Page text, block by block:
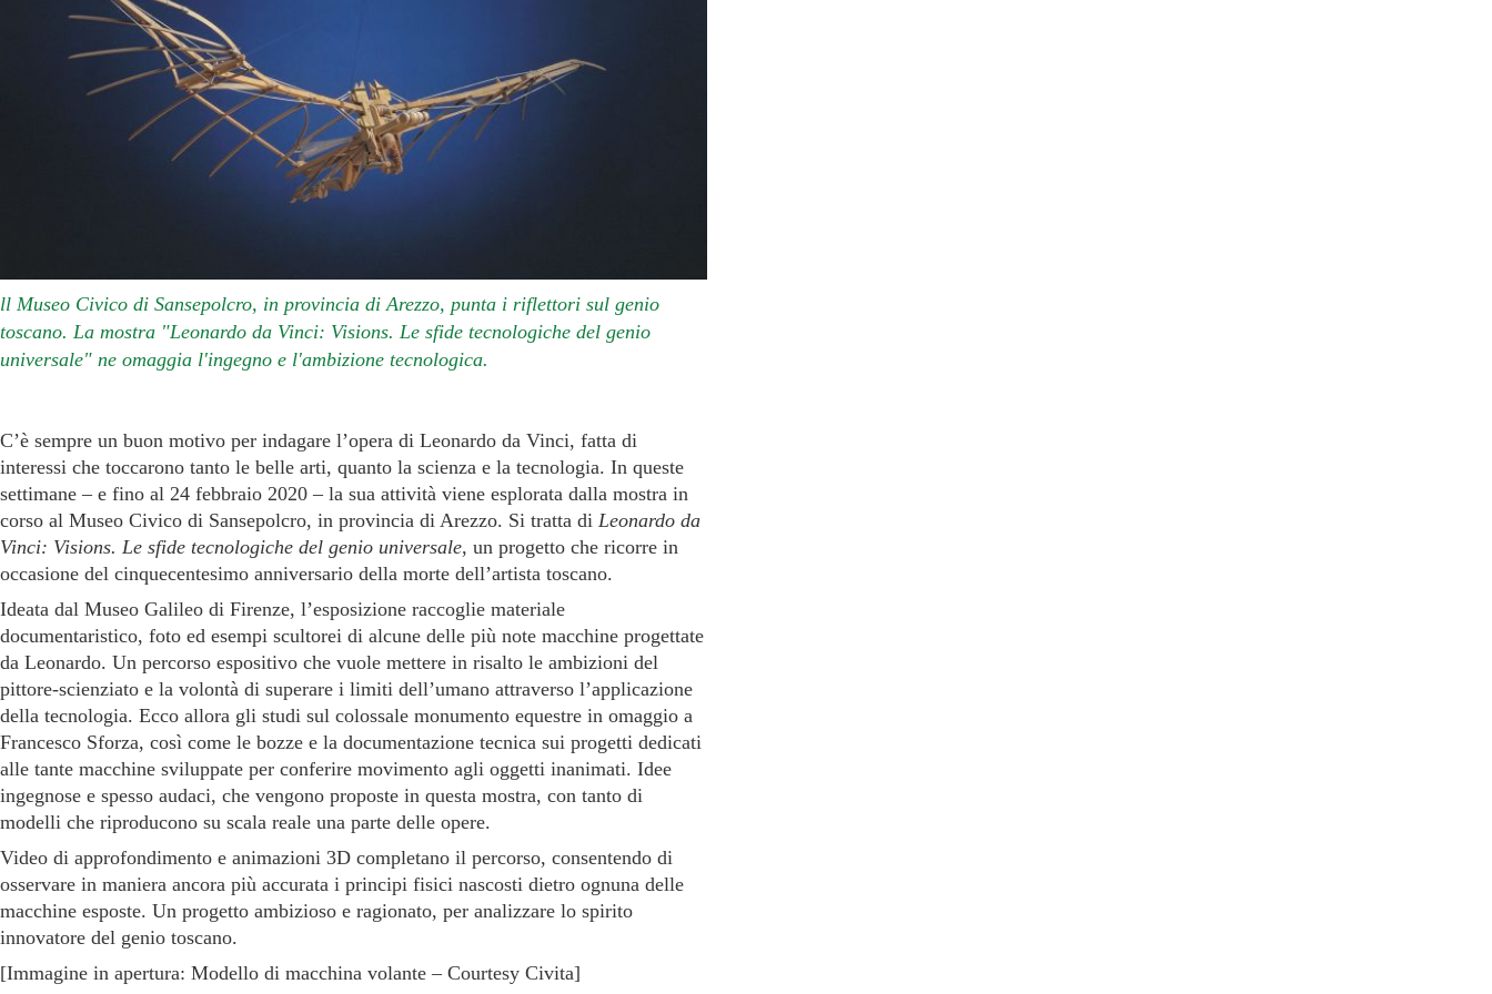
ll Museo Civico di Sansepolcro, in provincia di Arezzo, punta i riflettori sul genio
toscano. La mostra "Leonardo da Vinci: Visions. Le sfide tecnologiche del genio
universale" ne omaggia l'ingegno e l'ambizione tecnologica.
C’è sempre un buon motivo per indagare l’opera di Leonardo da Vinci, fatta di
interessi che toccarono tanto le belle arti, quanto la scienza e la tecnologia. In queste
settimane ‒ e fino al 24 febbraio 2020 ‒ la sua attività viene esplorata dalla mostra in
corso al Museo Civico di Sansepolcro, in provincia di Arezzo. Si tratta di Leonardo da
Vinci: Visions. Le sfide tecnologiche del genio universale, un progetto che ricorre in
occasione del cinquecentesimo anniversario della morte dell’artista toscano.
Ideata dal Museo Galileo di Firenze, l’esposizione raccoglie materiale
documentaristico, foto ed esempi scultorei di alcune delle più note macchine progettate
da Leonardo. Un percorso espositivo che vuole mettere in risalto le ambizioni del
pittore-scienziato e la volontà di superare i limiti dell’umano attraverso l’applicazione
della tecnologia. Ecco allora gli studi sul colossale monumento equestre in omaggio a
Francesco Sforza, così come le bozze e la documentazione tecnica sui progetti dedicati
alle tante macchine sviluppate per conferire movimento agli oggetti inanimati. Idee
ingegnose e spesso audaci, che vengono proposte in questa mostra, con tanto di
modelli che riproducono su scala reale una parte delle opere.
Video di approfondimento e animazioni 3D completano il percorso, consentendo di
osservare in maniera ancora più accurata i principi fisici nascosti dietro ognuna delle
macchine esposte. Un progetto ambizioso e ragionato, per analizzare lo spirito
innovatore del genio toscano.
[Immagine in apertura: Modello di macchina volante – Courtesy Civita]